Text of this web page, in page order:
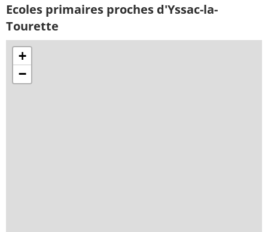
Ecoles primaires proches d'Yssac-la-
Tourette
+
−